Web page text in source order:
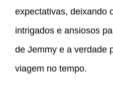
expectativas, deixando
intrigados e ansiosos
de Jemmy e a verdade
viagem no tempo.